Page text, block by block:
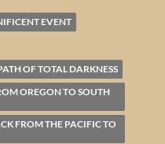
EVENT
OF TOTAL DARKNESS
OREGON TO SOUTH
FROM THE PACIFIC TO